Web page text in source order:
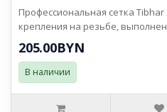
Профессиональная сетка Tibhar
крепления на резьбе,
205.00BYN
В наличии